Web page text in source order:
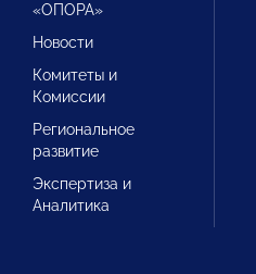
«ОПОРА»
Новости
Комитеты и
Комиссии
Региональное
развитие
Экспертиза и
Аналитика